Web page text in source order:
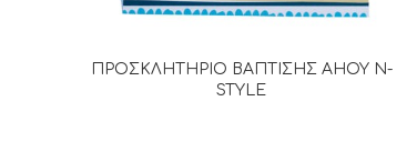
ΔΙΑΒΆΣΤΕ ΠΕΡΙΣΣΌΤΕΡΑ
ΠΡΟΣΚΛΗΤΗΡΙΟ ΒΑΠΤΙΣΗΣ AHOY N-
STYLE